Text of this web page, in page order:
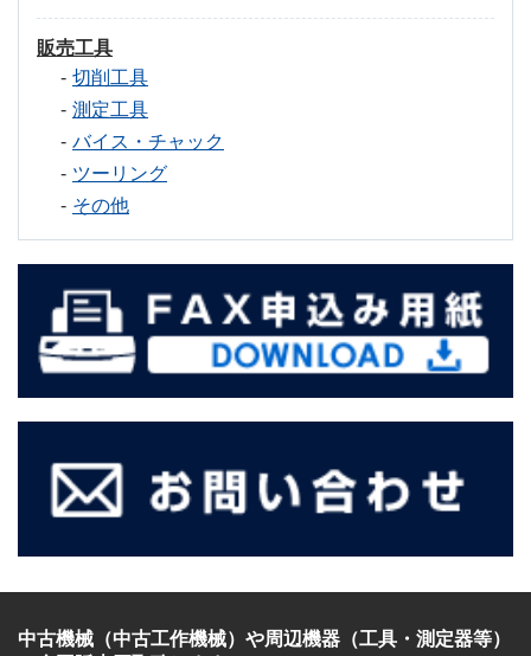
販売工具
切削工具
測定工具
バイス・チャック
ツーリング
その他
中古機械（中古工作機械） や周辺機器（工具・測定器等）